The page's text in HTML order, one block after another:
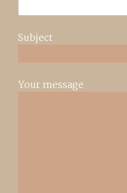
Subject
Your message